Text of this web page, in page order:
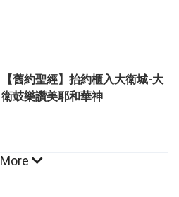
【舊約聖經】抬約櫃入大衛城-大
衛鼓樂讚美耶和華神
More